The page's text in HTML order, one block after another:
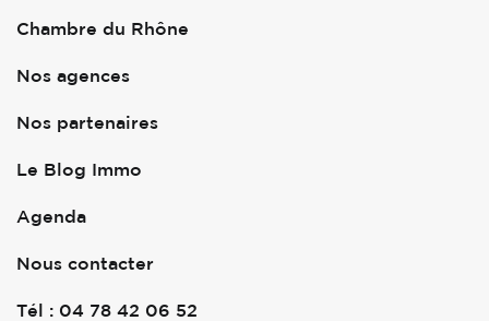
Chambre du Rhône
Nos agences
Nos partenaires
Le Blog Immo
Agenda
Nous contacter
Tél : 04 78 42 06 52